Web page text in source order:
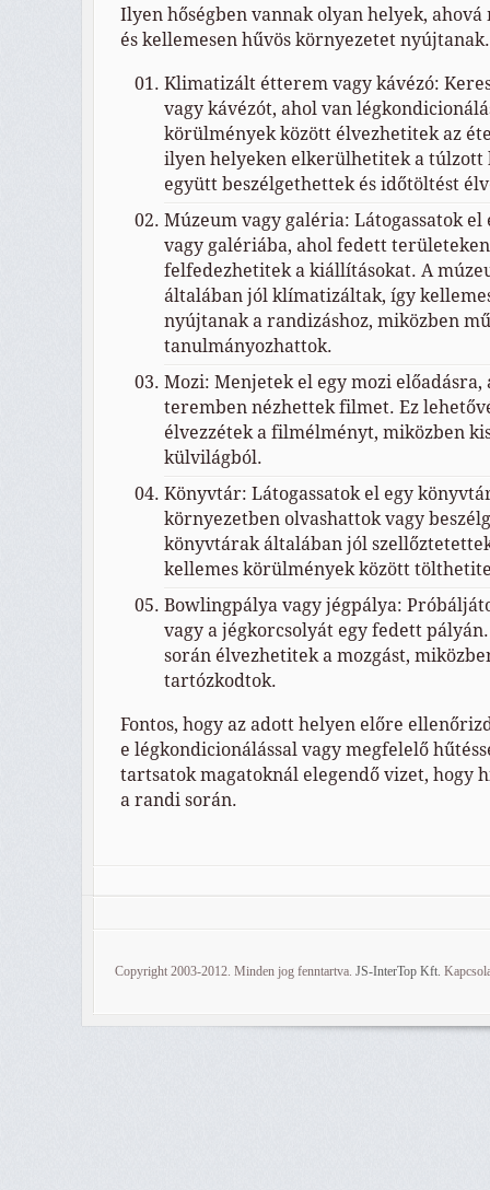
Ilyen hőségben vannak olyan helyek,
és kellemesen hűvös környezetet
Klimatizált étterem vagy kávézó:
vagy kávézót, ahol van
körülmények között élvezhetitek az
ilyen helyeken elkerülhetitek a túlzott
együtt beszélgethettek és időtöltést
Múzeum vagy galéria: Látogassatok
vagy galériába, ahol fedett
felfedezhetitek a kiállításokat. A
általában jól klímatizáltak, így
nyújtanak a randizáshoz, miközben
tanulmányozhattok.
Mozi: Menjetek el egy mozi előadásra,
teremben nézhettek filmet. Ez
élvezzétek a filmélményt, miközben
külvilágból.
Könyvtár: Látogassatok el egy
környezetben olvashattok vagy
könyvtárak általában jól
kellemes körülmények között
Bowlingpálya vagy jégpálya:
vagy a jégkorcsolyát egy fedett
során élvezhetitek a mozgást,
tartózkodtok.
Fontos, hogy az adott helyen előre
e légkondicionálással vagy megfelelő
tartsatok magatoknál elegendő vizet, hogy
a randi során.
Copyright 2003-2012. Minden jog fenntartva. JS-InterTop Kft.